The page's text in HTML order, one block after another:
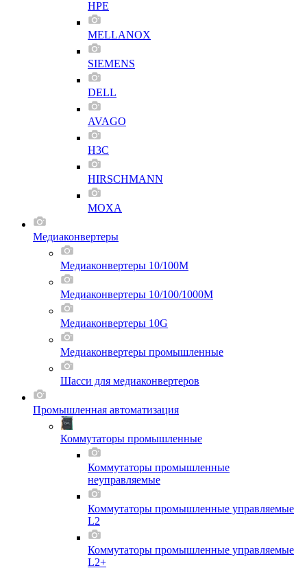
HPE
MELLANOX
SIEMENS
DELL
AVAGO
H3C
HIRSCHMANN
MOXA
Медиаконвертеры
Медиаконвертеры 10/100M
Медиаконвертеры 10/100/1000M
Медиаконвертеры 10G
Медиаконвертеры промышленные
Шасси для мeдиаконвертеров
Промышленная автоматизация
Коммутаторы промышленные
Коммутаторы промышленные
неуправляемые
Коммутаторы промышленные управляемые
L2
Коммутаторы промышленные управляемые
L2+